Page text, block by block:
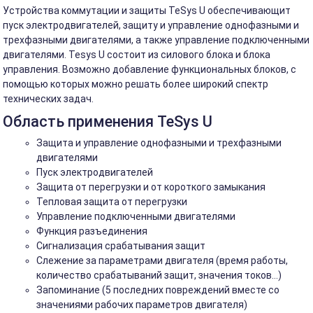
Устройства коммутации и защиты TeSys U обеспечивающит
пуск электродвигателей, защиту и управление однофазными и
трехфазными двигателями, а также управление подключенными
двигателями. Tesys U состоит из силового блока и блока
управления. Возможно добавление функциональных блоков, с
помощью которых можно решать более широкий спектр
технических задач.
Область применения TeSys U
Защита и управление однофазными и трехфазными
двигателями
Пуск электродвигателей
Защита от перегрузки и от короткого замыкания
Тепловая защита от перегрузки
Управление подключенными двигателями
Функция разъединения
Сигнализация срабатывания защит
Слежение за параметрами двигателя (время работы,
количество срабатываний защит, значения токов…)
Запоминание (5 последних повреждений вместе со
значениями рабочих параметров двигателя)